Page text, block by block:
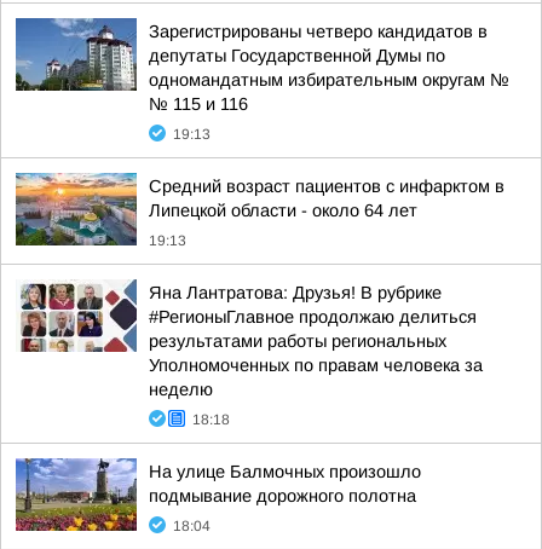
Зарегистрированы четверо кандидатов в
депутаты Государственной Думы по
одномандатным избирательным округам №
№ 115 и 116
19:13
Средний возраст пациентов с инфарктом в
Липецкой области - около 64 лет
19:13
Яна Лантратова: Друзья! В рубрике
#РегионыГлавное продолжаю делиться
результатами работы региональных
Уполномоченных по правам человека за
неделю
18:18
На улице Балмочных произошло
подмывание дорожного полотна
18:04